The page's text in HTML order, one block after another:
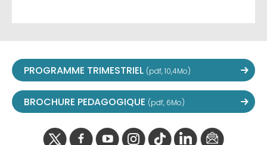
PROGRAMME TRIMESTRIEL (pdf, 10,4Mo)
BROCHURE PEDAGOGIQUE (pdf, 6Mo)